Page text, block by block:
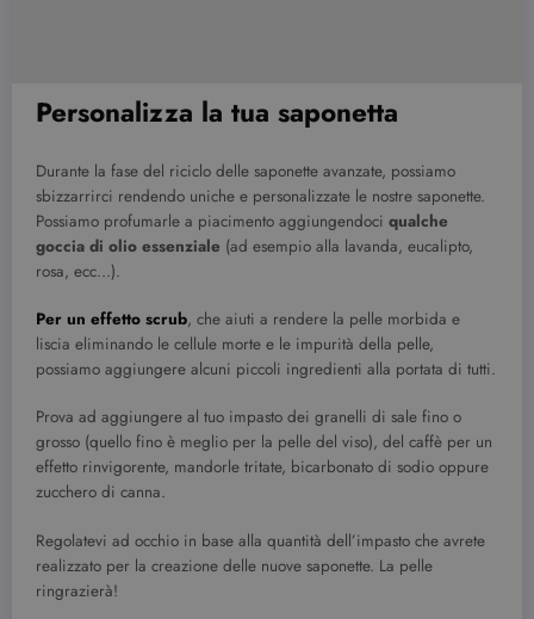
Personalizza la tua saponetta
Durante la fase del riciclo delle saponette avanzate, possiamo
sbizzarrirci rendendo uniche e personalizzate le nostre saponette.
Possiamo profumarle a piacimento aggiungendoci qualche
goccia di olio essenziale (ad esempio alla lavanda, eucalipto,
rosa, ecc…).
Per un effetto scrub, che aiuti a rendere la pelle morbida e
liscia eliminando le cellule morte e le impurità della pelle,
possiamo aggiungere alcuni piccoli ingredienti alla portata di tutti.
Prova ad aggiungere al tuo impasto dei granelli di sale fino o
grosso (quello fino è meglio per la pelle del viso), del caffè per un
effetto rinvigorente, mandorle tritate, bicarbonato di sodio oppure
zucchero di canna.
Regolatevi ad occhio in base alla quantità dell’impasto che avrete
realizzato per la creazione delle nuove saponette. La pelle
ringrazierà!